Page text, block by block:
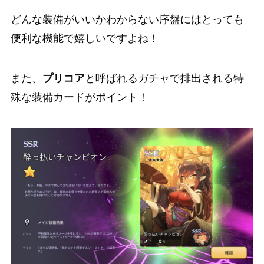
どんな装備がいいかわからない序盤にはとっても
便利な機能で嬉しいですよね！
また、 プリコアと呼ばれるガチャで排出される特
殊な装備カードがポイント！